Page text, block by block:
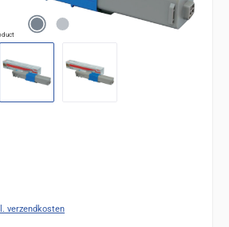
verzendkosten